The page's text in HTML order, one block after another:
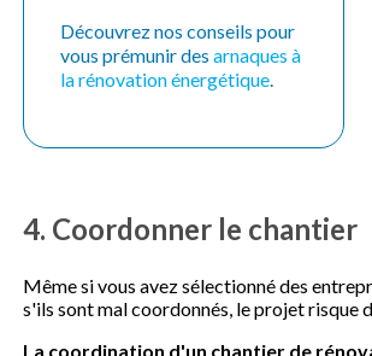
Découvrez nos conseils pour
vous prémunir desarnaques à
la rénovation énergétique
4. Coordonner le chantier
Même si vous avez sélectionné des
s'ils sont mal coordonnés, le projet risque
La coordination d'un chantier de